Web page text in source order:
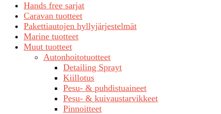
Hands free sarjat
Caravan tuotteet
Pakettiautojen hyllyjärjestelmät
Marine tuotteet
Muut tuotteet
Autonhoitotuotteet
Detailing Sprayt
Kiillotus
Pesu- & puhdistuaineet
Pesu- & kuivaustarvikkeet
Pinnoitteet